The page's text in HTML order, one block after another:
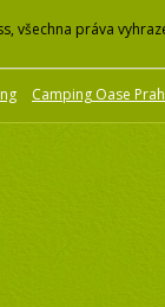
všechna práva
Camping Oase